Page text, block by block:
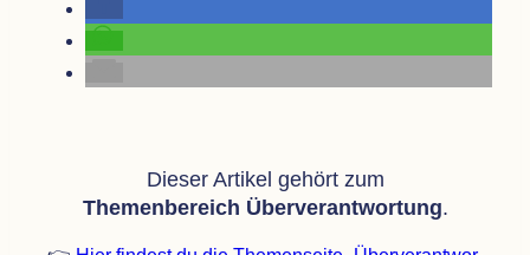
Die­ser Arti­kel gehört zum
The­men­be­reich Über­ver­ant­wor­tung.